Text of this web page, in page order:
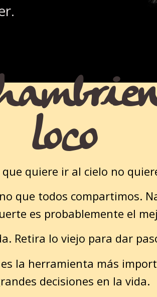
loco
quiere ir al cielo no
que todos compartimos.
es probablemente el
Retira lo viejo para dar
la herramienta más
decisiones en la vida.